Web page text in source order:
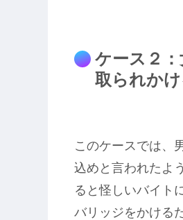
ケース２
取られかけ
このケースでは、
込めと言われたよ
ると怪しいバイト
バリッジをかける